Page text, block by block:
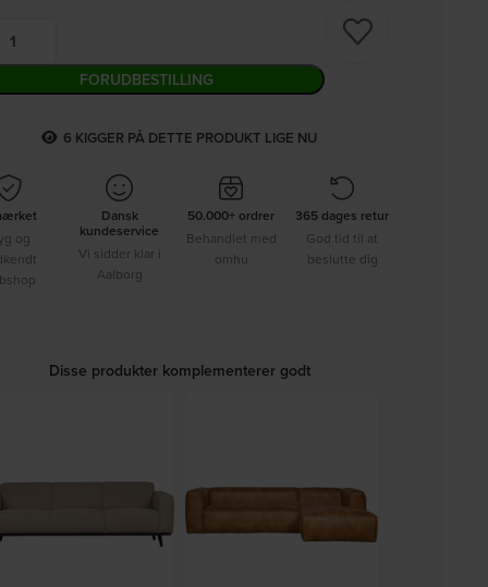
FORUDBESTILLING
6 KIGGER PÅ DETTE PRODUKT LIGE NU
og
Dansk
kundeservice
Vi sidder klar i
Aalborg
50.000+ ordrer
Behandlet med
omhu
365 dages retur
God tid til at
beslutte dig
Disse produkter komplementerer godt